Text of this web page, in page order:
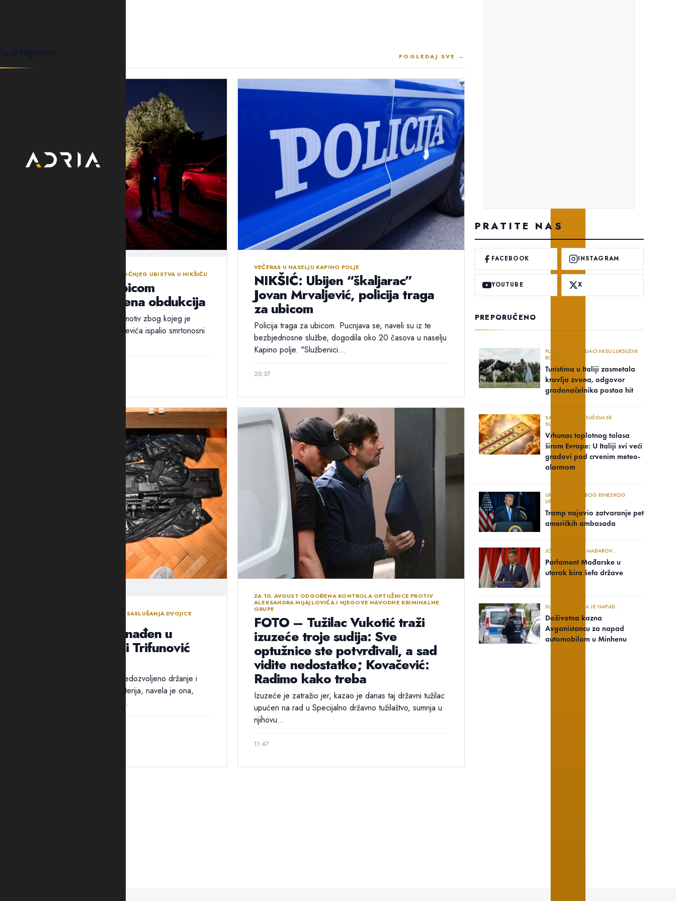
POGLEDAJ SVE →
NASTAVLJENA ISTRAGA NAKON SINOĆNJEG UBISTVA U NIKŠIĆU
Policija traga za ubicom
Mrvaljevića, naložena obdukcija
Ni nakon 18 sati nije utvrđen ni motiv zbog kojeg je
ubica, navodno, u potiljak Mrvaljevića ispalio smrtonosni
VEČERAS U NASELJU KAPINO POLJE
NIKŠIĆ: Ubijen “škaljarac”
Jovan Mrvaljević, policija traga
za ubicom
Policija traga za ubicom. Pucnjava se, naveli su iz te
bezbjednosne službe, dogodila oko 20 časova u naselju
Kapino polje. "Službenici...
20:37
ODLUKA SUDIJE ZA ISTRAGU NAKON SASLUŠANJA DVOJICE
Arsenal oružja pronađen u
“štekovima”: Suić i Trifunović
Pritvor dvojici osumnjičenih za nedozvoljeno držanje i
nošenje oružja i eksplozivnih materija, navela je ona,
određen je zbog opasnosti od...
ZA 10. AVGUST ODGOĐENA KONTROLA OPTUŽNICE PROTIV
ALEKSANDRA MIJAJLOVIĆA I NJEGOVE NAVODNE KRIMINALNE
GRUPE
FOTO – Tužilac Vukotić traži
izuzeće troje sudija: Sve
optužnice ste potvrđivali, a sad
vidite nedostatke; Kovačević:
Radimo kako treba
Izuzeće je zatražio jer, kazao je danas taj državni tužilac
upućen na rad u Specijalno državno tužilaštvo, sumnja u
njihovu...
11:47
PRATITE NAS
FACEBOOK INSTAGRAM
YOUTUBE X
PREPORUČENO
PLANINSKI PAŠNJACI NISU LUKSUZNI
RIZORTI
Turistima u Italiji zasmetala
kravlja zvona, odgovor
gradonačelnika postao hit
SA OZBILJNOM SUŠOM SE
SUOČAVAJU..
Vrhunac toplotnog talasa
širom Evrope: U Italiji svi veći
gradovi pod crvenim meteo-
alarmom
UPOZORENJA ZBOG KINESKOG
UTICAJA
Tramp najavio zatvaranje pet
američkih ambasada
JOŠ SE NE ZNA MAĐAROV..
Parlament Mađarske u
utorak bira šefa države
SUD UTVRDIO DA JE NAPAD..
Doživotna kazna
Avganistancu za napad
automobilom u Minhenu